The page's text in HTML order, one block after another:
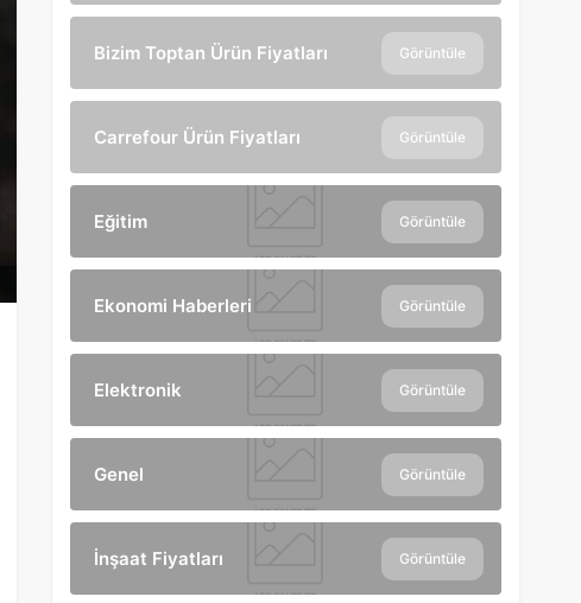
Bizim Toptan Ürün Fiyatları Görüntüle
Carrefour Ürün Fiyatları Görüntüle
Eğitim Görüntüle
Ekonomi Haberleri Görüntüle
Elektronik Görüntüle
Genel Görüntüle
İnşaat Fiyatları Görüntüle